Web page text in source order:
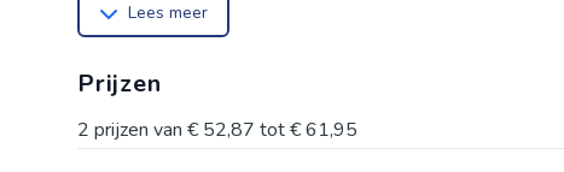
Lees meer
Prijzen
2 prijzen van € 52,87 tot€ 61,95